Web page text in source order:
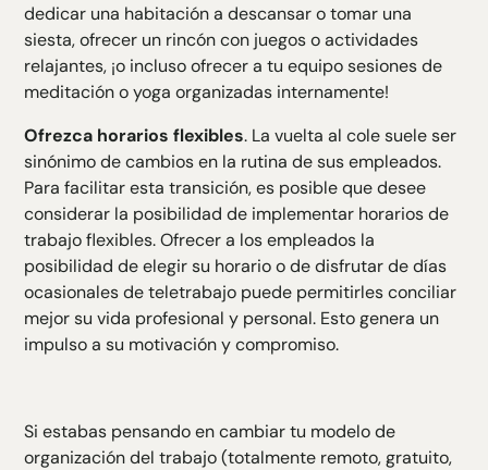
dedicar una habitación a descansar o tomar una
siesta, ofrecer un rincón con juegos o actividades
relajantes, ¡o incluso ofrecer a tu equipo sesiones de
meditación o yoga organizadas internamente!
Ofrezca horarios flexibles. La vuelta al cole suele ser
sinónimo de cambios en la rutina de sus empleados.
Para facilitar esta transición, es posible que desee
considerar la posibilidad de implementar horarios de
trabajo flexibles. Ofrecer a los empleados la
posibilidad de elegir su horario o de disfrutar de días
ocasionales de teletrabajo puede permitirles conciliar
mejor su vida profesional y personal. Esto genera un
impulso a su motivación y compromiso.
Si estabas pensando en cambiar tu modelo de
organización del trabajo (totalmente remoto, gratuito,